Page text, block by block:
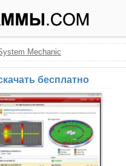
Mechanic
бесплатно